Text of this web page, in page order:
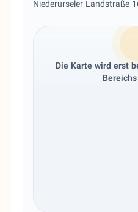
Niederurseler Landstraße
Die Karte wird erst